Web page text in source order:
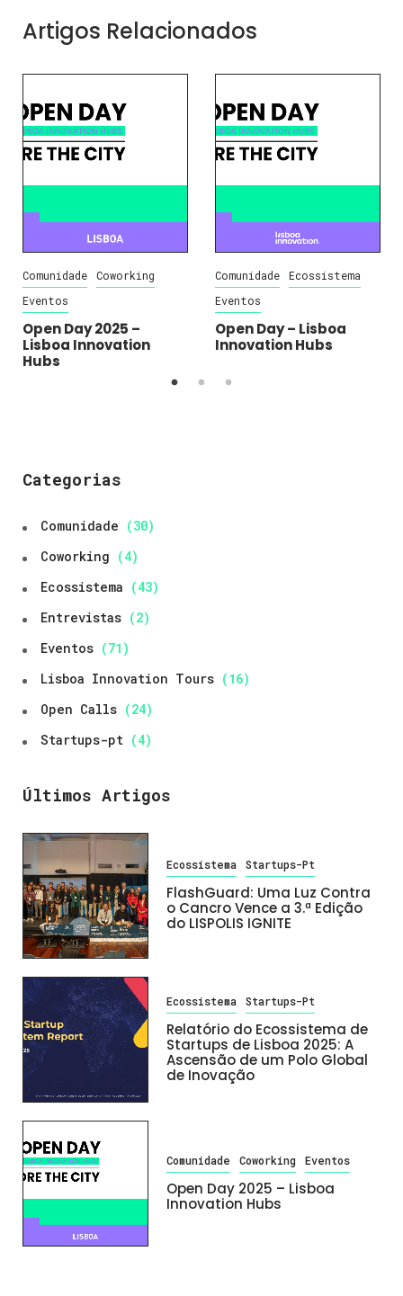
Artigos Relacionados
Comunidade
Coworking
Eventos
Open Day 2025 –
Lisboa Innovation
Hubs
Comunidade
Ecossistema
Eventos
Open Day – Lisboa
Innovation Hubs
Categorias
Comunidade (30)
Coworking (4)
Ecossistema (43)
Entrevistas (2)
Eventos (71)
Lisboa Innovation Tours (16)
Open Calls (24)
Startups-pt (4)
Últimos Artigos
Ecossistema Startups-Pt
FlashGuard: Uma Luz Contra
o Cancro Vence a 3.ª Edição
do LISPOLIS IGNITE
Ecossistema Startups-Pt
Relatório do Ecossistema de
Startups de Lisboa 2025: A
Ascensão de um Polo Global
de Inovação
Comunidade Coworking Eventos
Open Day 2025 – Lisboa
Innovation Hubs